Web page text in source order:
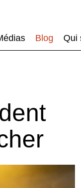
Blog Qui